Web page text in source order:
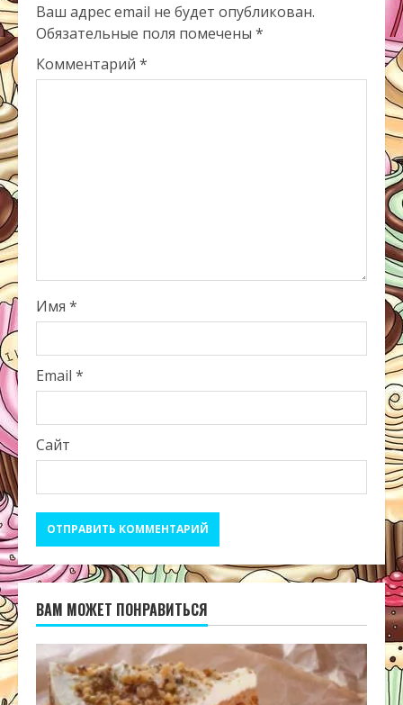
Ваш адрес email не будет опубликован.
Обязательные поля помечены *
Комментарий *
Имя *
Email *
Сайт
ВАМ МОЖЕТ ПОНРАВИТЬСЯ